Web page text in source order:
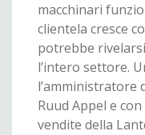
macchinari
clientela cresce
potrebbe
l’intero settore.
l’amministratore
Ruud Appel e
vendite della